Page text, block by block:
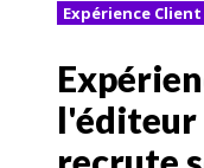
Expérience Client